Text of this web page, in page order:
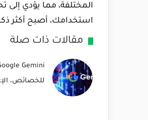
المختلفة، مما يؤدي إلى
استخدامك، أصبح أكثر
مقالات ذات صلة
للخصائص،